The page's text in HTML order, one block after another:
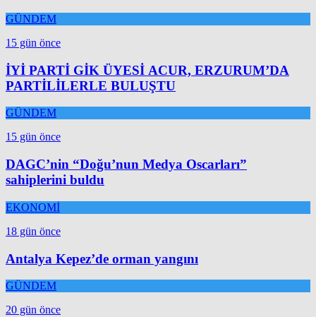
GÜNDEM
15 gün önce
İYİ PARTİ GİK ÜYESİ ACUR, ERZURUM’DA
PARTİLİLERLE BULUŞTU
GÜNDEM
15 gün önce
DAGC’nin “Doğu’nun Medya Oscarları”
sahiplerini buldu
EKONOMİ
18 gün önce
Antalya Kepez’de orman yangını
GÜNDEM
20 gün önce